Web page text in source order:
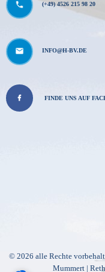
(+49) 4526 215 98 20
INFO@H-BV.DE
FINDE UNS AUF
© 2026 alle Rechte
Mummert |